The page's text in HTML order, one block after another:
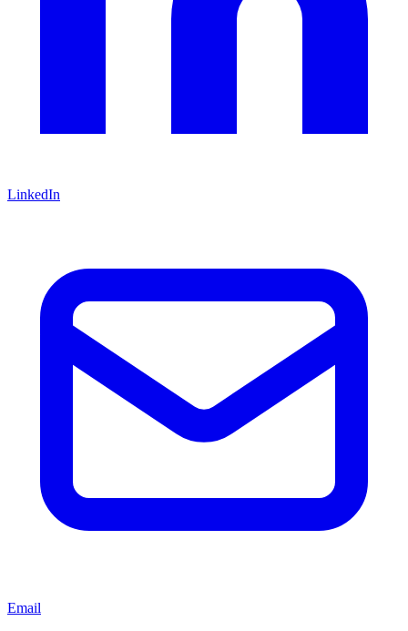
LinkedIn
Email